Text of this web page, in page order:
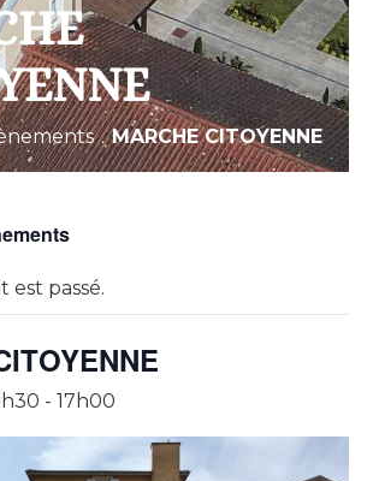
. MARCHE CITOYENNE
est passé.
- 17h00